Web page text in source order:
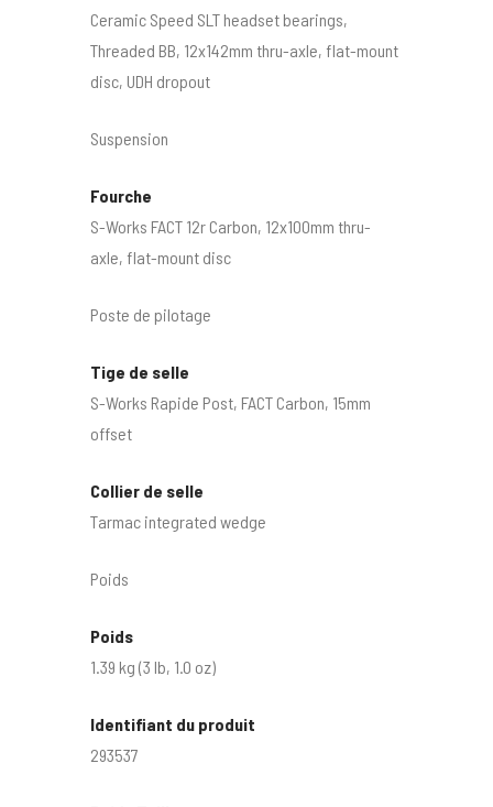
Ceramic Speed SLT headset bearings,
Threaded BB, 12x142mm thru-axle, flat-mount
disc, UDH dropout
Suspension
Fourche
S-Works FACT 12r Carbon, 12x100mm thru-
axle, flat-mount disc
Poste de pilotage
Tige de selle
S-Works Rapide Post, FACT Carbon, 15mm
offset
Collier de selle
Tarmac integrated wedge
Poids
Poids
1.39 kg (3 lb, 1.0 oz)
Identifiant du produit
293537